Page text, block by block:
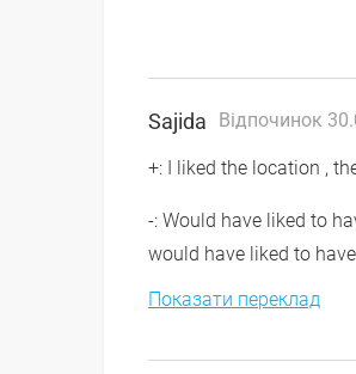
Sajida Відпочинок
+: I liked the location ,
-: Would have liked to
would have liked to
Показати переклад